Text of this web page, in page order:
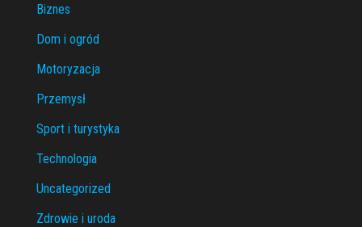
Biznes
Dom i ogród
Motoryzacja
Przemysł
Sport i turystyka
Technologia
Uncategorized
Zdrowie i uroda